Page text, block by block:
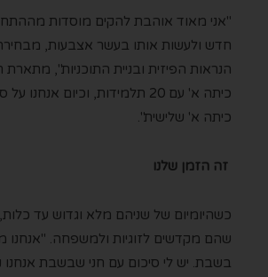
"אני מאוד אוהבת להקים מוסדות
חדש ולעשות אותו בעשר אצבעות,
הנראות הפיזית ובניית התוכניות",
כיתה א' עם 20 תלמידות, וכיום
כיתה א' שלישית".
זה הזמן שלנו
כשהיומיום של שניהם מלא וגדוש עד
שהם מקדשים לזוגיות ולמשפחה. "אנחנו
בשבת. יש לי סיכום עם חני שבשבת אנחנו